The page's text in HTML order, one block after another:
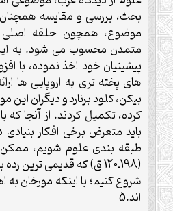
بحث، بررسى و مقايسه
موضوع، همچون حلقه اصلى
متمدن محسوب مى شود. به
پيشينيان خود اخذ نموده، با
هاى پخته ترى به اروپايى ها
بيكن، كلود برنارد و ديگران اين
كرده، تكميل كردند. از آنجا كه
بايد متعرض برخى افكار
طبقه بندى علوم شويم،
(198ـ120 ق) كه قديمى
شروع كنيم؛ با اينكه مورخان به
اند.5